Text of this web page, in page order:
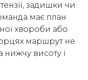
задишки чи
має план
хвороби або
маршрут не
нижчу висоту і